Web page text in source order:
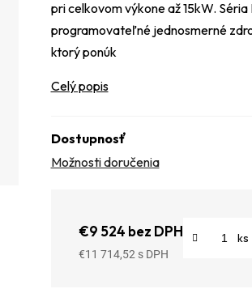
pri celkovom výkone až 15kW.
programovateľné jednosmerné
ktorý ponúk
Celý popis
Dostupnosť
Možnosti doručenia
€9 524 bez DPH
€11 714,52